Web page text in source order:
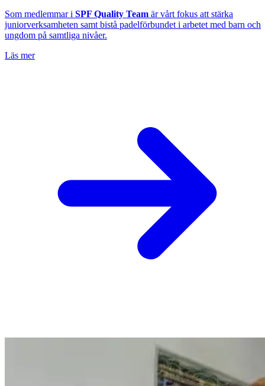
Som medlemmar i SPF Quality Team är vårt fokus att stärka
juniorverksamheten samt bistå padelförbundet i arbetet med barn och
ungdom på samtliga nivåer.
Läs mer